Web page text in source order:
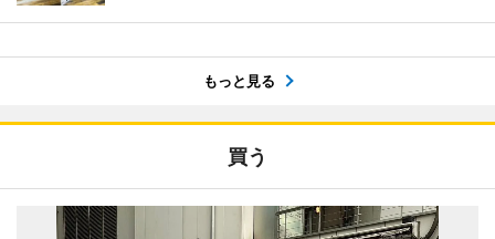
もっと見る
買う